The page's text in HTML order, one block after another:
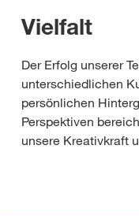
Vielfalt
Der Erfolg unserer
unterschiedlichen
persönlichen
Perspektiven
unsere Kreativkraft